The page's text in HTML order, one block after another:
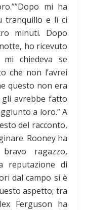
mi ha
tranquillo e lì ci
minuti. Dopo
ho ricevuto
chiedeva se
che non l’avrei
questo non era
avrebbe fatto
a loro.” A
del racconto,
Rooney ha
ragazzo,
reputazione di
dal campo si è
aspetto; tra
Ferguson ha